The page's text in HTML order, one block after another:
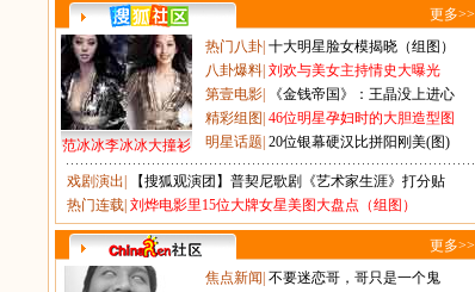
更多>>
范冰冰李冰冰大撞衫
热门八卦 十大明星脸女模揭晓（组图）
八卦爆料 刘欢与美女主持情史大曝光
第壹电影
《金钱帝国》：王晶没上进心
精彩组图 46位明星孕妇时的大胆造型图
明星话题 20位银幕硬汉比拼阳刚美(图)
戏剧演出
【搜狐观演团】普契尼歌剧《艺术家生涯》打分贴
热门连载 刘烨电影里15位大牌女星美图大盘点（组图）
更多>>
焦点新闻 不要迷恋哥，哥只是一个鬼